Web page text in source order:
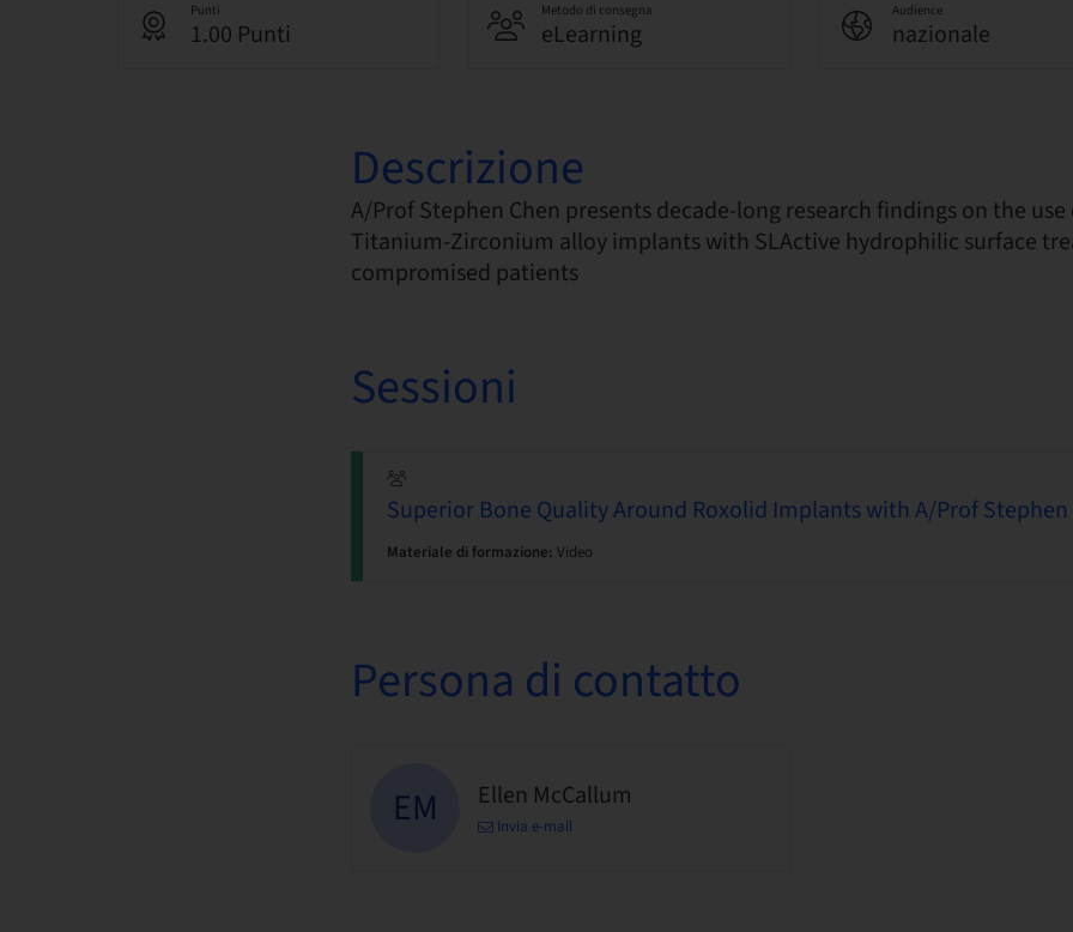
Punti
1.00 Punti
Metodo di consegna
eLearning
Audience
nazionale
Descrizione
A/Prof Stephen Chen presents decade-long research findings on the
Titanium-Zirconium alloy implants with SLActive hydrophilic surface
compromised patients
Sessioni
Superior Bone Quality Around Roxolid Implants with A/Prof Stephen
Materiale di formazione: Video
Persona di contatto
EM Ellen McCallum
Invia e-mail